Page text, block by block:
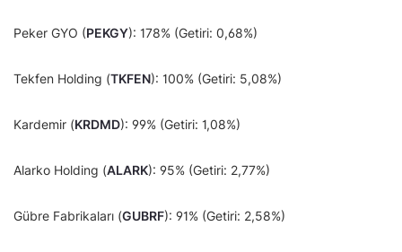
Peker GYO (PEKGY): 178% (Getiri: 0,68%)
Tekfen Holding (TKFEN): 100% (Getiri: 5,08%)
Kardemir (KRDMD): 99% (Getiri: 1,08%)
Alarko Holding (ALARK): 95% (Getiri: 2,77%)
Gübre Fabrikaları (GUBRF): 91% (Getiri: 2,58%)